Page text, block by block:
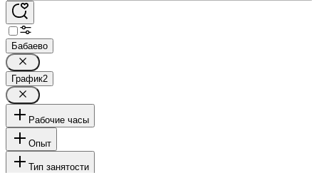
Бабаево
График2
Рабочие часы
Опыт
Тип занятости